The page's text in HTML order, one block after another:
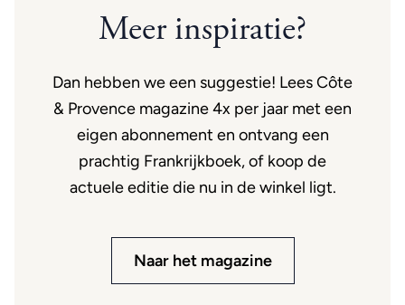
Meer inspiratie?
Dan hebben we een suggestie! Lees Côte
& Provence magazine 4x per jaar met een
eigen abonnement en ontvang een
prachtig Frankrijkboek, of koop de
actuele editie die nu in de winkel ligt.
Naar het magazine